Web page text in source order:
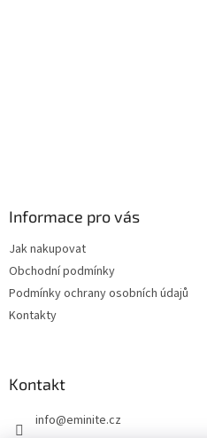
Informace pro vás
Jak nakupovat
Obchodní podmínky
Podmínky ochrany osobních údajů
Kontakty
Kontakt
info@eminite.cz